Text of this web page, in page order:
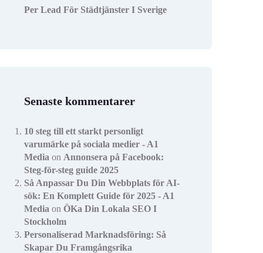
Per Lead För Städtjänster I Sverige
Senaste kommentarer
10 steg till ett starkt personligt
varumärke på sociala medier - A1
Media on Annonsera på Facebook:
Steg-för-steg guide 2025
Så Anpassar Du Din Webbplats för AI-
sök: En Komplett Guide för 2025 - A1
Media on ÖKa Din Lokala SEO I
Stockholm
Personaliserad Marknadsföring: Så
Skapar Du Framgångsrika